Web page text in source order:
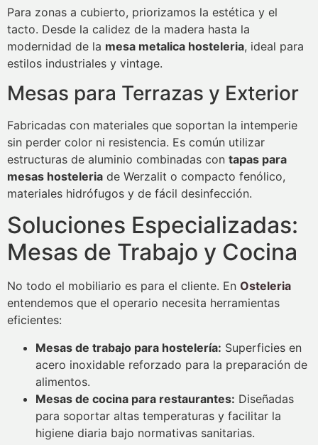
Para zonas a cubierto, priorizamos la estética y el
tacto. Desde la calidez de la madera hasta la
modernidad de la mesa metalica hosteleria, ideal para
estilos industriales y vintage.
Mesas para Terrazas y Exterior
Fabricadas con materiales que soportan la intemperie
sin perder color ni resistencia. Es común utilizar
estructuras de aluminio combinadas con tapas para
mesas hosteleria de Werzalit o compacto fenólico,
materiales hidrófugos y de fácil desinfección.
Soluciones Especializadas:
Mesas de Trabajo y Cocina
No todo el mobiliario es para el cliente. En Osteleria
entendemos que el operario necesita herramientas
eficientes:
Mesas de trabajo para hostelería: Superficies en
acero inoxidable reforzado para la preparación de
alimentos.
Mesas de cocina para restaurantes: Diseñadas
para soportar altas temperaturas y facilitar la
higiene diaria bajo normativas sanitarias.